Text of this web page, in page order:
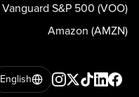
Vanguard S&P 500 (VOO)
Amazon (AMZN)
English